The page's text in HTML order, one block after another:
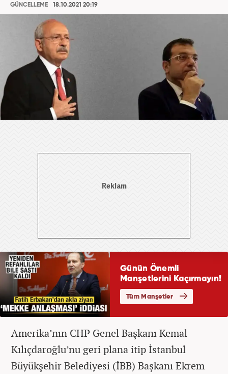
GÜNCELLEME
18.10.2021 20:19
Amerika’nın CHP Genel Başkanı Kemal
Kılıçdaroğlu’nu geri plana itip İstanbul
Büyükşehir Belediyesi (İBB) Başkanı Ekrem